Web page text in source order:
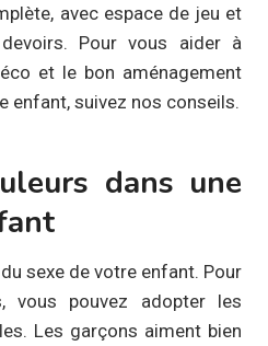
avec espace de jeu et
Pour vous aider à
et le bon aménagement
enfant, suivez nos conseils.
dans une
sexe de votre enfant. Pour
pouvez adopter les
Les garçons aiment bien